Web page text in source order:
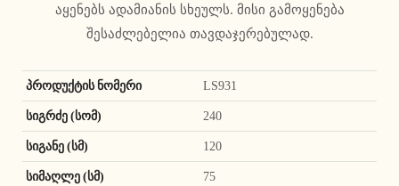
აყენებს ადამიანის სხეულს. მისი გამოყენება
შესაძლებელია თავდაჯერებულად.
პროდუქტის ნომერი LS931
სიგრძე (სომ) 240
სიგანე (სმ) 120
სიმაღლე (სმ) 75